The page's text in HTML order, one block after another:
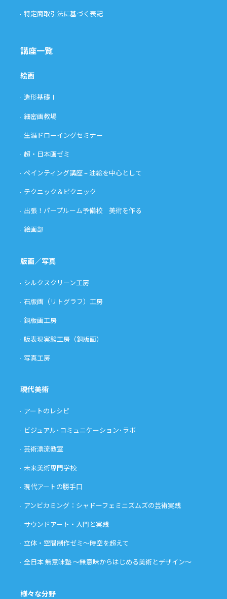
特定商取引法に基づく表記
講座一覧
絵画
造形基礎Ⅰ
細密画教場
生涯ドローイングセミナー
超・日本画ゼミ
ペインティング講座 – 油絵を中心として
テクニック＆ピクニック
出張！パープルーム予備校 美術を作る
絵画部
版画／写真
シルクスクリーン工房
石版画（リトグラフ）工房
銅版画工房
版表現実験工房（銅版画）
写真工房
現代美術
アートのレシピ
ビジュアル･コミュニケーション･ラボ
芸術漂流教室
未来美術専門学校
現代アートの勝手口
アンビカミング：シャドーフェミニズムズの芸術実践
サウンドアート・入門と実践
立体・空間制作ゼミ〜時空を超えて
全日本 無意味塾 〜無意味からはじめる美術とデザイン〜
様々な分野